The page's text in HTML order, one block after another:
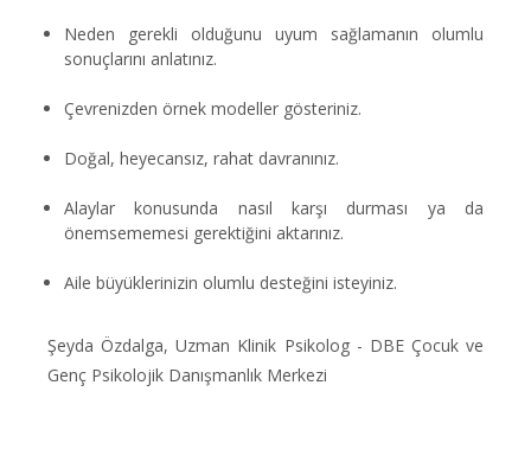
Neden gerekli olduğunu uyum sağlamanın olumlu
sonuçlarını anlatınız.
Çevrenizden örnek modeller gösteriniz.
Doğal, heyecansız, rahat davranınız.
Alaylar konusunda nasıl karşı durması ya da
önemsememesi gerektiğini aktarınız.
Aile büyüklerinizin olumlu desteğini isteyiniz.
Şeyda Özdalga, Uzman Klinik Psikolog - DBE Çocuk ve
Genç Psikolojik Danışmanlık Merkezi